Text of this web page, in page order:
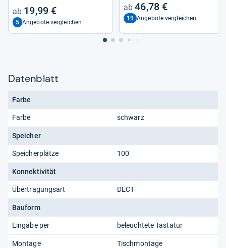
19,99 €
5 Angebote vergleichen
46,78 €
19 Angebote vergleichen
Datenblatt
Farbe
Farbe schwarz
Speicher
Speicherplätze 100
Konnektivität
Übertragungsart DECT
Bauform
Eingabe per beleuchtete Tastatur
Montage Tischmontage